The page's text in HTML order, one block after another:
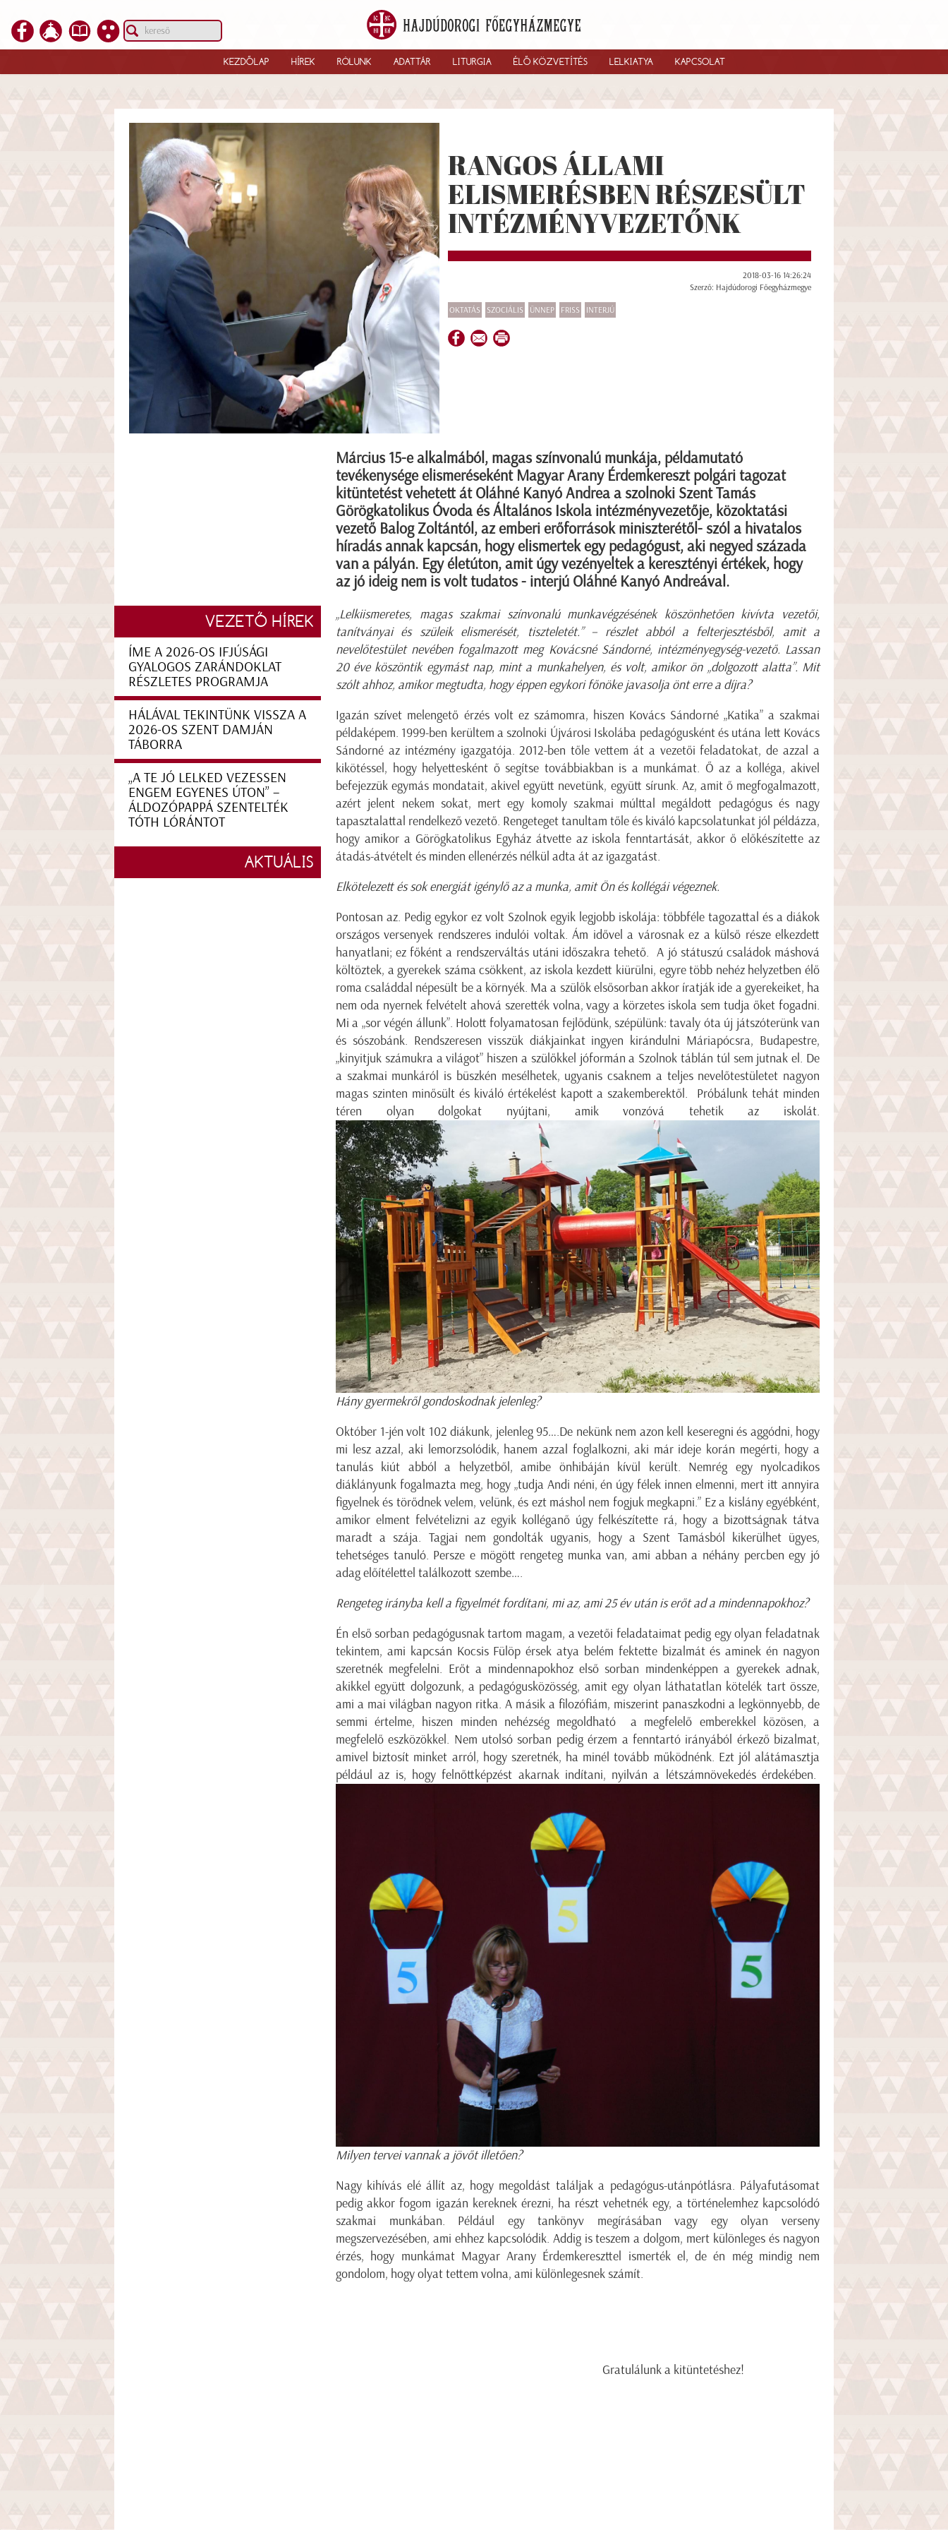
KEZDŐLAP HÍREK RÓLUNK ADATTÁR LITURGIA ÉLŐ KÖZVETÍTÉS LELKIATYA KAPCSOLAT
RANGOS ÁLLAMI
ELISMERÉSBEN RÉSZESÜLT
INTÉZMÉNYVEZETŐNK
2018-03-16 14:26:24
Szerző: Hajdúdorogi Főegyházmegye
OKTATÁS SZOCIÁLIS ÜNNEP FRISS INTERJÚ
Március 15-e alkalmából, magas színvonalú munkája, példamutató
tevékenysége elismeréseként Magyar Arany Érdemkereszt polgári tagozat
kitüntetést vehetett át Oláhné Kanyó Andrea a szolnoki Szent Tamás
Görögkatolikus Óvoda és Általános Iskola intézményvezetője, közoktatási
vezető Balog Zoltántól, az emberi erőforrások miniszterétől- szól a hivatalos
híradás annak kapcsán, hogy elismertek egy pedagógust, aki negyed százada
van a pályán. Egy életúton, amit úgy vezényeltek a keresztényi értékek, hogy
az jó ideig nem is volt tudatos - interjú Oláhné Kanyó Andreával.
„Lelkiismeretes, magas szakmai színvonalú munkavégzésének köszönhetően kivívta vezetői,
tanítványai és szüleik elismerését, tiszteletét.” – részlet abból a felterjesztésből, amit a
nevelőtestület nevében fogalmazott meg Kovácsné Sándorné, intézményegység-vezető. Lassan
20 éve köszöntik egymást nap, mint a munkahelyen, és volt, amikor ön „dolgozott alatta”. Mit
szólt ahhoz, amikor megtudta, hogy éppen egykori főnöke javasolja önt erre a díjra?
Igazán szívet melengető érzés volt ez számomra, hiszen Kovács Sándorné „Katika” a szakmai
példaképem. 1999-ben kerültem a szolnoki Újvárosi Iskolába pedagógusként és utána lett Kovács
Sándorné az intézmény igazgatója. 2012-ben tőle vettem át a vezetői feladatokat, de azzal a
kikötéssel, hogy helyettesként ő segítse továbbiakban is a munkámat. Ő az a kolléga, akivel
befejezzük egymás mondatait, akivel együtt nevetünk, együtt sírunk. Az, amit ő megfogalmazott,
azért jelent nekem sokat, mert egy komoly szakmai múlttal megáldott pedagógus és nagy
tapasztalattal rendelkező vezető. Rengeteget tanultam tőle és kiváló kapcsolatunkat jól példázza,
hogy amikor a Görögkatolikus Egyház átvette az iskola fenntartását, akkor ő előkészítette az
átadás-átvételt és minden ellenérzés nélkül adta át az igazgatást.
Elkötelezett és sok energiát igénylő az a munka, amit Ön és kollégái végeznek.
Pontosan az. Pedig egykor ez volt Szolnok egyik legjobb iskolája: többféle tagozattal és a diákok
országos versenyek rendszeres indulói voltak. Ám idővel a városnak ez a külső része elkezdett
hanyatlani; ez főként a rendszerváltás utáni időszakra tehető. A jó státuszú családok máshová
költöztek, a gyerekek száma csökkent, az iskola kezdett kiürülni, egyre több nehéz helyzetben élő
roma családdal népesült be a környék. Ma a szülők elsősorban akkor íratják ide a gyerekeiket, ha
nem oda nyernek felvételt ahová szerették volna, vagy a körzetes iskola sem tudja őket fogadni.
Mi a „sor végén állunk”. Holott folyamatosan fejlődünk, szépülünk: tavaly óta új játszóterünk van
és sószobánk. Rendszeresen visszük diákjainkat ingyen kirándulni Máriapócsra, Budapestre,
„kinyitjuk számukra a világot” hiszen a szülőkkel jóformán a Szolnok táblán túl sem jutnak el. De
a szakmai munkáról is büszkén mesélhetek, ugyanis csaknem a teljes nevelőtestületet nagyon
magas szinten minősült és kiváló értékelést kapott a szakemberektől. Próbálunk tehát minden
téren olyan dolgokat nyújtani, amik vonzóvá tehetik az iskolát.
Hány gyermekről gondoskodnak jelenleg?
Október 1-jén volt 102 diákunk, jelenleg 95….De nekünk nem azon kell keseregni és aggódni, hogy
mi lesz azzal, aki lemorzsolódik, hanem azzal foglalkozni, aki már ideje korán megérti, hogy a
tanulás kiút abból a helyzetből, amibe önhibáján kívül került. Nemrég egy nyolcadikos
diáklányunk fogalmazta meg, hogy „tudja Andi néni, én úgy félek innen elmenni, mert itt annyira
figyelnek és törődnek velem, velünk, és ezt máshol nem fogjuk megkapni.” Ez a kislány egyébként,
amikor elment felvételizni az egyik kolléganő úgy felkészítette rá, hogy a bizottságnak tátva
maradt a szája. Tagjai nem gondolták ugyanis, hogy a Szent Tamásból kikerülhet ügyes,
tehetséges tanuló. Persze e mögött rengeteg munka van, ami abban a néhány percben egy jó
adag előítélettel találkozott szembe….
Rengeteg irányba kell a figyelmét fordítani, mi az, ami 25 év után is erőt ad a mindennapokhoz?
Én első sorban pedagógusnak tartom magam, a vezetői feladataimat pedig egy olyan feladatnak
tekintem, ami kapcsán Kocsis Fülöp érsek atya belém fektette bizalmát és aminek én nagyon
szeretnék megfelelni. Erőt a mindennapokhoz első sorban mindenképpen a gyerekek adnak,
akikkel együtt dolgozunk, a pedagógusközösség, amit egy olyan láthatatlan kötelék tart össze,
ami a mai világban nagyon ritka. A másik a filozófiám, miszerint panaszkodni a legkönnyebb, de
semmi értelme, hiszen minden nehézség megoldható a megfelelő emberekkel közösen, a
megfelelő eszközökkel. Nem utolsó sorban pedig érzem a fenntartó irányából érkező bizalmat,
amivel biztosít minket arról, hogy szeretnék, ha minél tovább működnénk. Ezt jól alátámasztja
például az is, hogy felnőttképzést akarnak indítani, nyilván a létszámnövekedés érdekében.
Milyen tervei vannak a jövőt illetően?
Nagy kihívás elé állít az, hogy megoldást találjak a pedagógus-utánpótlásra. Pályafutásomat
pedig akkor fogom igazán kereknek érezni, ha részt vehetnék egy, a történelemhez kapcsolódó
szakmai munkában. Például egy tankönyv megírásában vagy egy olyan verseny
megszervezésében, ami ehhez kapcsolódik. Addig is teszem a dolgom, mert különleges és nagyon
érzés, hogy munkámat Magyar Arany Érdemkereszttel ismerték el, de én még mindig nem
gondolom, hogy olyat tettem volna, ami különlegesnek számít.
Gratulálunk a kitüntetéshez!
VEZETŐ HÍREK
ÍME A 2026-OS IFJÚSÁGI
GYALOGOS ZARÁNDOKLAT
RÉSZLETES PROGRAMJA
HÁLÁVAL TEKINTÜNK VISSZA A
2026-OS SZENT DAMJÁN
TÁBORRA
„A TE JÓ LELKED VEZESSEN
ENGEM EGYENES ÚTON” –
ÁLDOZÓPAPPÁ SZENTELTÉK
TÓTH LÓRÁNTOT
AKTUÁLIS